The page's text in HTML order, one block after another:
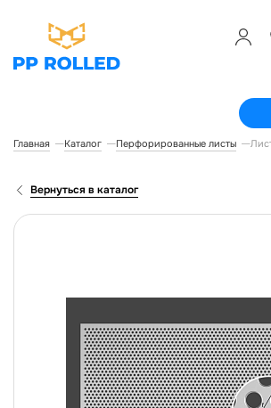
Главная Каталог Перфорированные листы
Вернуться в каталог